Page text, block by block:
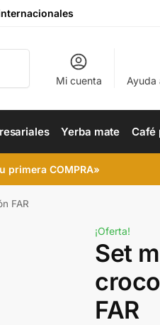
Mi cuenta Ayuda
Yerba mate Café
primera COMPRA»
FAR
¡Oferta!
Set
FAR